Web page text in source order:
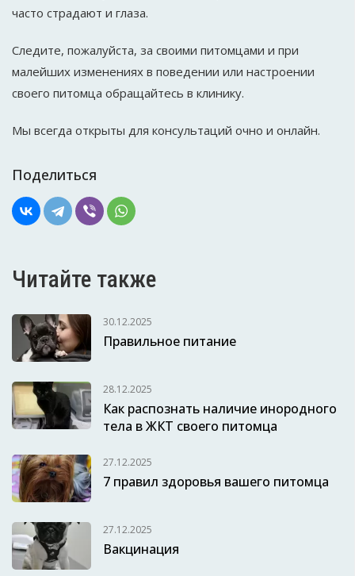
часто страдают и глаза.
Следите, пожалуйста, за своими питомцами и при
малейших изменениях в поведении или настроении
своего питомца обращайтесь в клинику.
Мы всегда открыты для консультаций очно и онлайн.
Поделиться
Читайте также
30.12.2025
Правильное питание
28.12.2025
Как распознать наличие инородного
тела в ЖКТ своего питомца
27.12.2025
7 правил здоровья вашего питомца
27.12.2025
Вакцинация